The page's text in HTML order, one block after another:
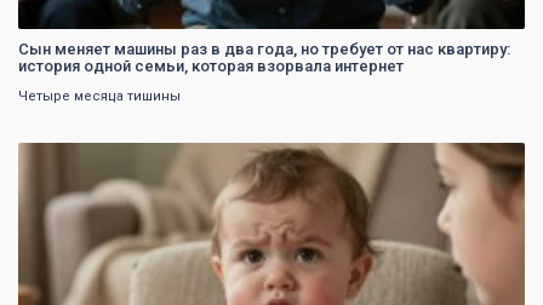
Сын меняет машины раз в два года, но требует от нас квартиру:
история одной семьи, которая взорвала интернет
Четыре месяца тишины
0